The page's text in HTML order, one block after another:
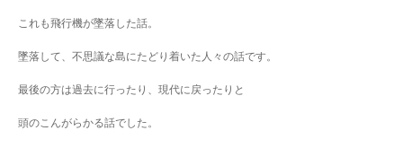
これも飛行機が墜落した話。
墜落して、不思議な島にたどり着いた人々の話です。
最後の方は過去に行ったり、現代に戻ったりと
頭のこんがらかる話でした。